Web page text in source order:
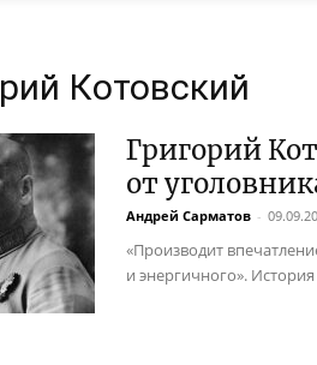
Котовский
Григорий
от
Андрей Сарматов -
«Производит
и энергичного».